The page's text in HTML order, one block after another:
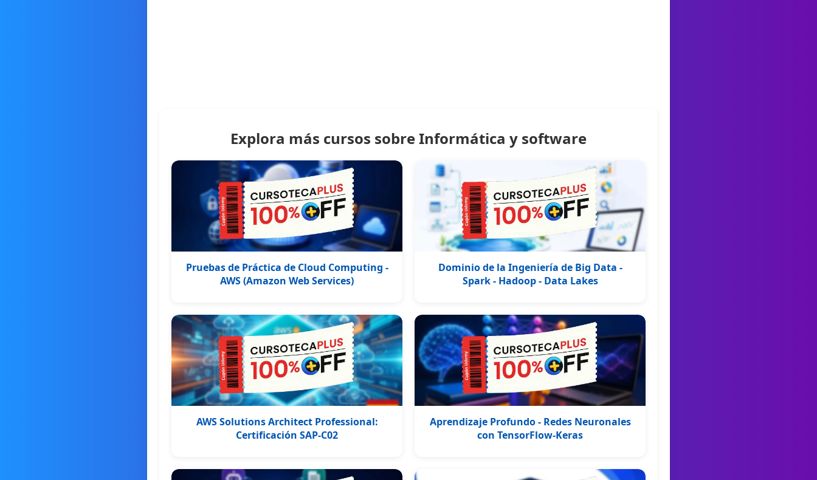
Explora más cursos sobre Informática y software
Pruebas de Práctica de Cloud Computing -
AWS (Amazon Web Services)
Dominio de la Ingeniería de Big Data -
Spark - Hadoop - Data Lakes
AWS Solutions Architect Professional:
Certificación SAP-C02
Aprendizaje Profundo - Redes Neuronales
con TensorFlow-Keras